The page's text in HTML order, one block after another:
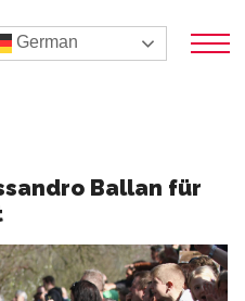
German
Ballan für